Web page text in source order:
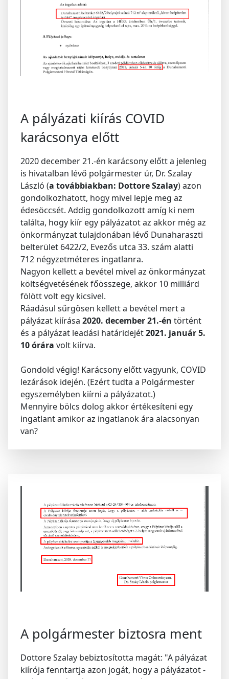
A pályázati kiírás COVID
karácsonya előtt
2020 december 21.-én karácsony előtt a jelenleg
is hivatalban lévő polgármester úr, Dr. Szalay
László (a továbbiakban: Dottore Szalay) azon
gondolkozhatott, hogy mivel lepje meg az
édesöccsét. Addig gondolkozott amíg ki nem
találta, hogy kiír egy pályázatot az akkor még az
önkormányzat tulajdonában lévő Dunaharaszti
belterület 6422/2, Evezős utca 33. szám alatti
712 négyzetméteres ingatlanra.
Nagyon kellett a bevétel mivel az önkormányzat
költségvetésének főösszege, akkor 10 milliárd
fölött volt egy kicsivel.
Ráadásul sűrgösen kellett a bevétel mert a
pályázat kiírása 2020. december 21.-én történt
és a pályázat leadási határidejét2021. január 5.
10 órára volt kiírva.
Gondold végig! Karácsony előtt vagyunk, COVID
lezárások idején. (Ezért tudta a Polgármester
egyszemélyben kiírni a pályázatot.)
Mennyire bölcs dolog akkor értékesíteni egy
ingatlant amikor az ingatlanok ára alacsonyan
van?
A polgármester biztosra ment
Dottore Szalay bebiztosította magát: "A pályázat
kiírója fenntartja azon jogát, hogy a pályázatot -